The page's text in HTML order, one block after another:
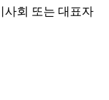
사회 또는 대표자